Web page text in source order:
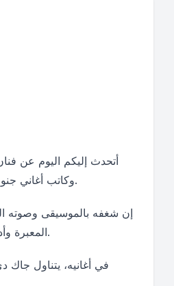
أتحدث إليكم اليوم عن
وكاتب أغاني جنوب أفريقي موهوب للغاية. يعرفه الكثيرون بأغانيه العاطفية والمؤثرة التي تدخل القلوب وتلمس الروح.
إن شغفه بالموسيقى وصوته
المعبرة وأدائه المميز. إنه يواجه الحياة بجرأة وشجاعة، وينقل تلك الروح إلى جمهوره من خلال موسيقاه الملهمة.
في أغانيه، يتناول جاك